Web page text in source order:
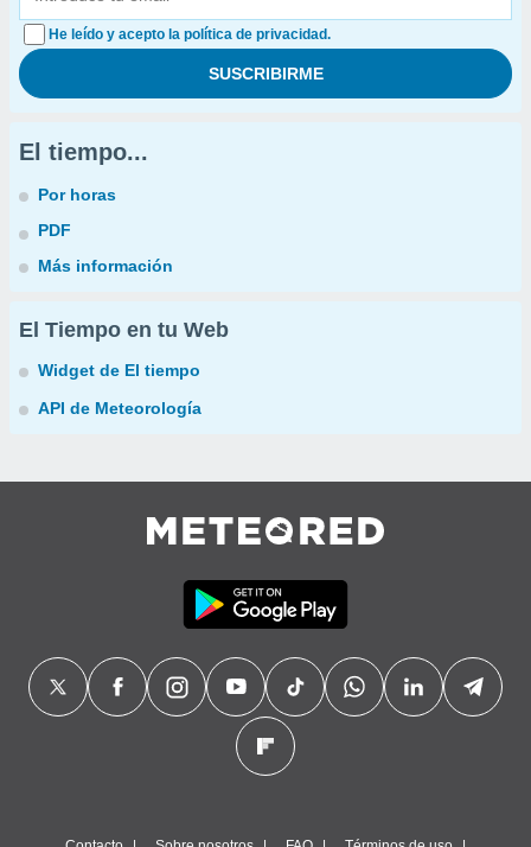
He leído y acepto la política de privacidad.
El tiempo...
Por horas
PDF
Más información
El Tiempo en tu Web
Widget de El tiempo
API de Meteorología